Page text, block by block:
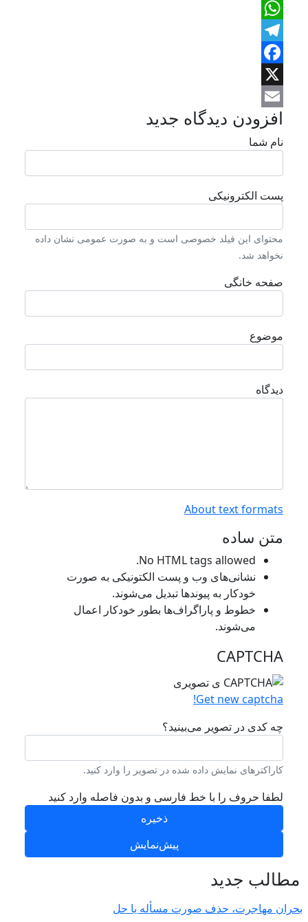
LinkedIn
WhatsApp
Telegram
Facebook
Email
افزودن دیدگاه جدید
نام شما
پست الکترونیکی
محتوای این فیلد خصوصی است و به صورت عمومی نشان داده
نخواهد شد.
صفحه خانگی
موضوع
دیدگاه
About text formats
متن ساده
No HTML tags allowed.
نشانی‌های وب و پست الکتونیکی به صورت
خودکار به پیوند‌ها تبدیل می‌شوند.
خطوط و پاراگراف‌ها بطور خودکار اعمال
می‌شوند.
CAPTCHA
Get new captcha!
چه کدی در تصویر می‌بینید؟
کاراکترهای نمایش داده شده در تصویر را وارد کنید.
لطفا حروف را با خط فارسی و بدون فاصله وارد کنید
جدید
مهاجرت‌، حذف صورت مسأله یا حل